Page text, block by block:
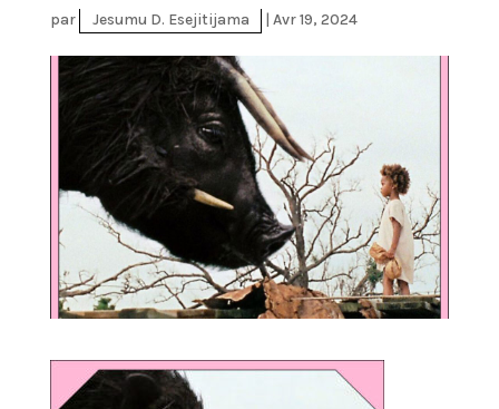
par Jesumu D. Esejitijama |Avr 19, 2024